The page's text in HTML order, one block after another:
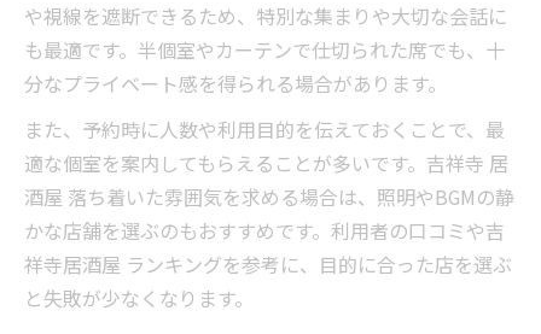
や視線を遮断できるため、特別な集まりや大切な会話に
も最適です。半個室やカーテンで仕切られた席でも、十
分なプライベート感を得られる場合があります。
また、予約時に人数や利用目的を伝えておくことで、最
適な個室を案内してもらえることが多いです。吉祥寺 居
酒屋 落ち着いた雰囲気を求める場合は、照明やBGMの静
かな店舗を選ぶのもおすすめです。利用者の口コミや吉
祥寺居酒屋 ランキングを参考に、目的に合った店を選ぶ
と失敗が少なくなります。